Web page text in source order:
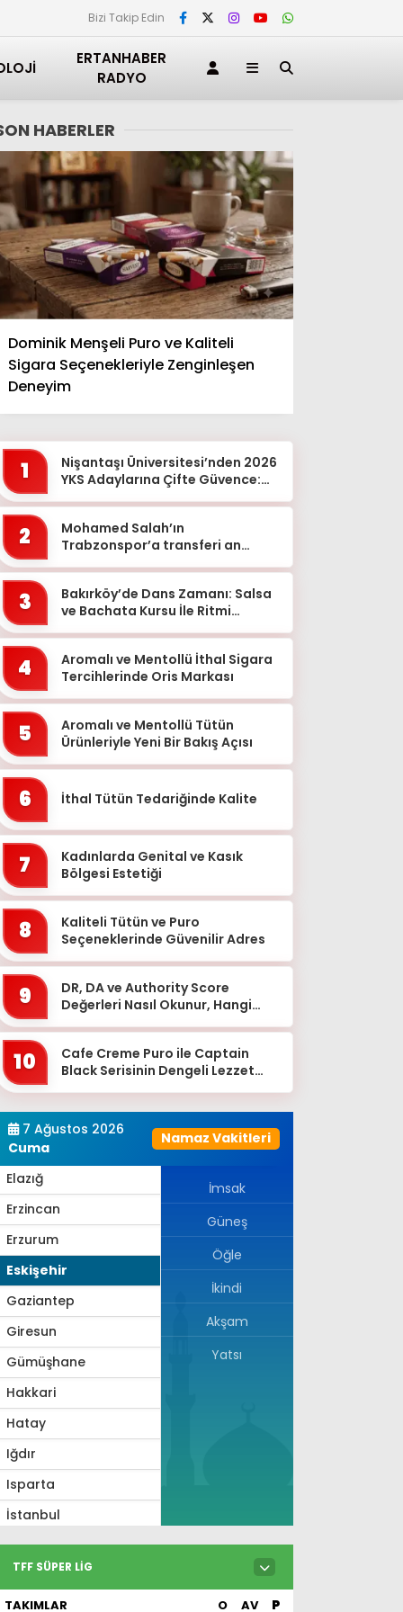
Bizi Takip Edin
ERTANHABER
RADYO
HABERLER
Dominik Menşeli Puro ve Kaliteli
Sigara Seçenekleriyle Zenginleşen
Deneyim
1
Nişantaşı Üniversitesi’nden 2026
YKS Adaylarına Çifte Güvence:
2
Mohamed Salah’ın
Trabzonspor’a transferi an
3
Bakırköy’de Dans Zamanı: Salsa
ve Bachata Kursu İle Ritmi
4
Aromalı ve Mentollü İthal Sigara
Tercihlerinde Oris Markası
5
Aromalı ve Mentollü Tütün
Ürünleriyle Yeni Bir Bakış Açısı
6 İthal Tütün Tedariğinde Kalite
7
Kadınlarda Genital ve Kasık
Bölgesi Estetiği
8
Kaliteli Tütün ve Puro
Seçeneklerinde Güvenilir Adres
9
DR, DA ve Authority Score
Değerleri Nasıl Okunur, Hangi
10
Cafe Creme Puro ile Captain
Black Serisinin Dengeli Lezzet
7 Ağustos 2026
Cuma
Namaz Vakitleri
Adana
Adıyaman
Afyonkarahisar
Ağrı
Aksaray
Amasya
Ankara
Antalya
Ardahan
Artvin
Aydın
Balıkesir
Bartın
Batman
Bayburt
Bilecik
Bingöl
Bitlis
Bolu
Burdur
Bursa
Çanakkale
Çankırı
Çorum
Denizli
Diyarbakır
Düzce
Edirne
Elazığ
Erzincan
Erzurum
Eskişehir
Gaziantep
Giresun
Gümüşhane
Hakkari
Hatay
Iğdır
Isparta
İstanbul
İzmir
Kahramanmaraş
Karabük
İmsak
Güneş
Öğle
İkindi
Akşam
Yatsı
TFF SÜPER LIG
TAKIMLAR O AV P